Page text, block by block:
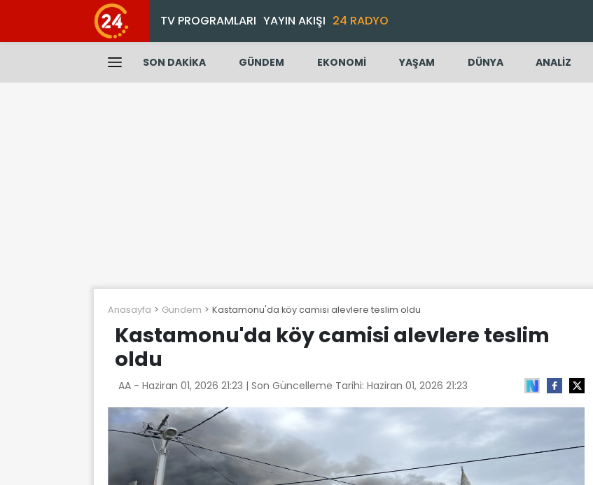
TV PROGRAMLARI YAYIN AKIŞI 24 RADYO
SON DAKİKA GÜNDEM EKONOMİ YAŞAM DÜNYA ANALİZ
Anasayfa Gundem Kastamonu'da köy camisi alevlere teslim oldu
Kastamonu'da köy camisi alevlere teslim
oldu
AA - Haziran 01, 2026 21:23 | Son Güncelleme Tarihi: Haziran 01, 2026 21:23